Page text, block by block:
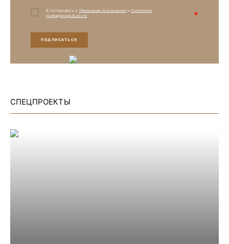
Я соглашаюсь с Правилами пользования иПолитикой
конфиденциальности
*
ПОДПИСАТЬСЯ
СПЕЦПРОЕКТЫ